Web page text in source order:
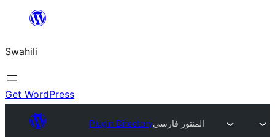
yaliyomo
Swahili
Get WordPress
Plugin Directoryالمنتور فارسی